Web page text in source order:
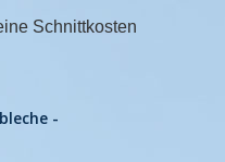
Schnittkosten
-